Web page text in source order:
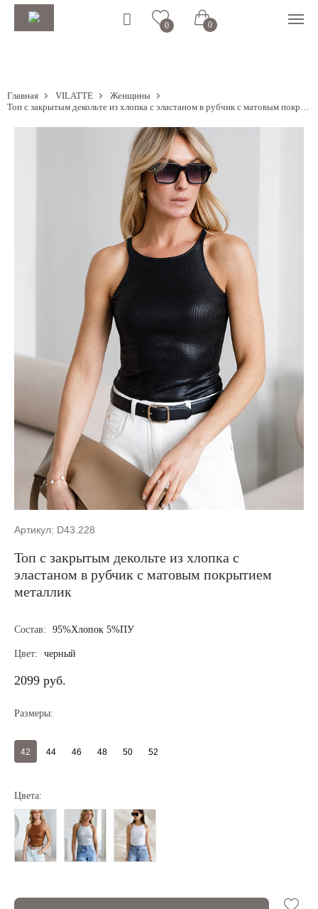
Регистрация
0 0
Главная VILATTE
Женщины
Топ с закрытым декольте из хлопка с эластаном в рубчик с матовым покрытием металлик
Артикул: D43.228
Топ с закрытым декольте из хлопка с
эластаном в рубчик с матовым покрытием
металлик
Состав: 95%Хлопок 5%ПУ
Цвет: черный
2099 руб.
Размеры:
42 44 46 48 50 52
Цвета: